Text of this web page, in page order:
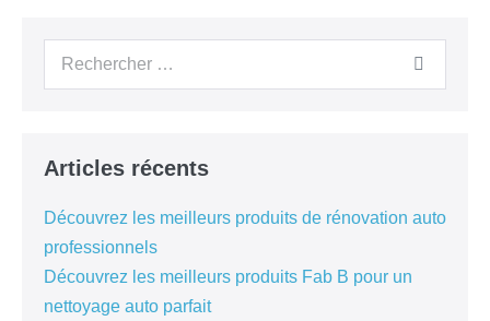
Articles récents
Découvrez les meilleurs produits de rénovation auto
professionnels
Découvrez les meilleurs produits Fab B pour un
nettoyage auto parfait